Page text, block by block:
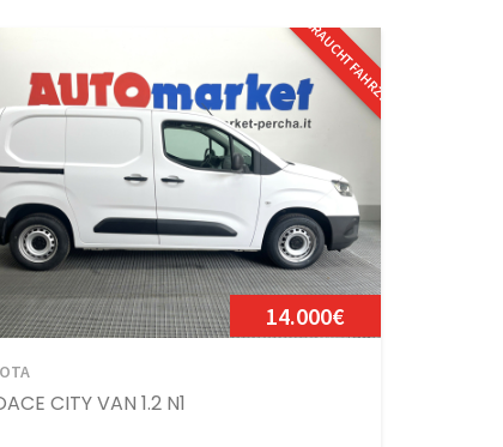
GEBRAUCHTFAHRZEUG
14.000€
CITY VAN 1.2 N1